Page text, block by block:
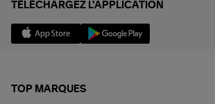
TÉLÉCHARGEZ L'APPLICATION
TOP MARQUES